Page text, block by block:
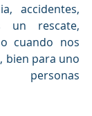
accidentes,
un rescate,
cuando nos
bien para uno